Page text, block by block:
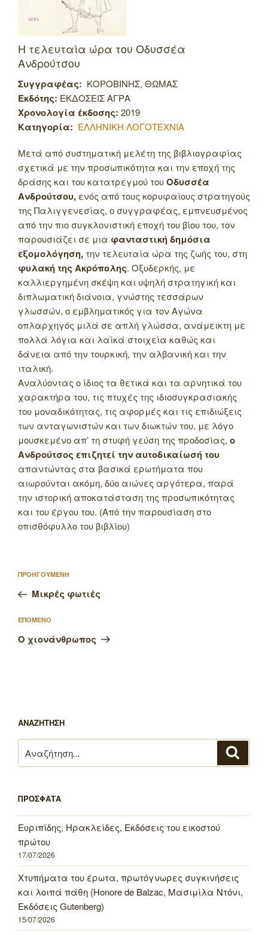
Η τελευταία ώρα του Οδυσσέα
Ανδρούτσου
Συγγραφέας: ΚΟΡΟΒΙΝΗΣ, ΘΩΜΑΣ
Εκδότης: ΕΚΔΟΣΕΙΣ ΑΓΡΑ
Χρονολογία έκδοσης: 2019
Κατηγορία: ΕΛΛΗΝΙΚΗ ΛΟΓΟΤΕΧΝΙΑ
Μετά από συστηματική μελέτη της βιβλιογραφίας
σχετικά με την προσωπικότητα και την εποχή της
δράσης και του κατατρεγμού τουΟδυσσέα
Ανδρούτσου, ενός από τους κορυφαίους στρατηγούς
της Παλιγγενεσίας, ο συγγραφέας, εμπνευσμένος
από την πιο συγκλονιστική εποχή του βίου του, τον
παρουσιάζει σε μια φανταστική δημόσια
εξομολόγηση, την τελευταία ώρα της ζωής του, στη
φυλακή της Ακρόπολης. Οξυδερκής, με
καλλιεργημένη σκέψη και υψηλή στρατηγική και
διπλωματική διάνοια, γνώστης τεσσάρων
γλωσσών, ο εμβληματικός για τον Αγώνα
οπλαρχηγός μιλά σε απλή γλώσσα, ανάμεικτη με
πολλά λόγια και λαϊκά στοιχεία καθώς και
δάνεια από την τουρκική, την αλβανική και την
ιταλική.
Αναλύοντας ο ίδιος τα θετικά και τα αρνητικά του
χαρακτήρα του, τις πτυχές της ιδιοσυγκρασιακής
του μοναδικότητας, τις αφορμές και τις επιδιώξεις
των ανταγωνιστών και των διωκτών του, με λόγο
μουσκεμένο απ’ τη στυφή γεύση της προδοσίας, ο
Ανδρούτσος επιζητεί την αυτοδικαίωσή του
απαντώντας στα βασικά ερωτήματα που
αιωρούνται ακόμη, δύο αιώνες αργότερα, παρά
την ιστορική αποκατάσταση της προσωπικότητας
και του έργου του. (Από την παρουσίαση στο
οπισθόφυλλο του βιβλίου)
άρθρων
Προηγούμενο
άρθρο
ΠΡΟΗΓΟΥΜΕΝΗ
Μικρές φωτιές
Επόμενο
άρθρο
ΕΠΟΜΕΝΟ
Ο χιονάνθρωπος
ΑΝΑΖΗΤΗΣΗ
για:
ΠΡΟΣΦΑΤΑ
Ευριπίδης, Ηρακλείδες, Εκδόσεις του εικοστού
πρώτου
17/07/2026
Χτυπήματα του έρωτα, πρωτόγνωρες συγκινήσεις
και λοιπά πάθη (Honore de Balzac, Μασιμίλα Ντόνι,
Εκδόσεις Gutenberg)
15/07/2026